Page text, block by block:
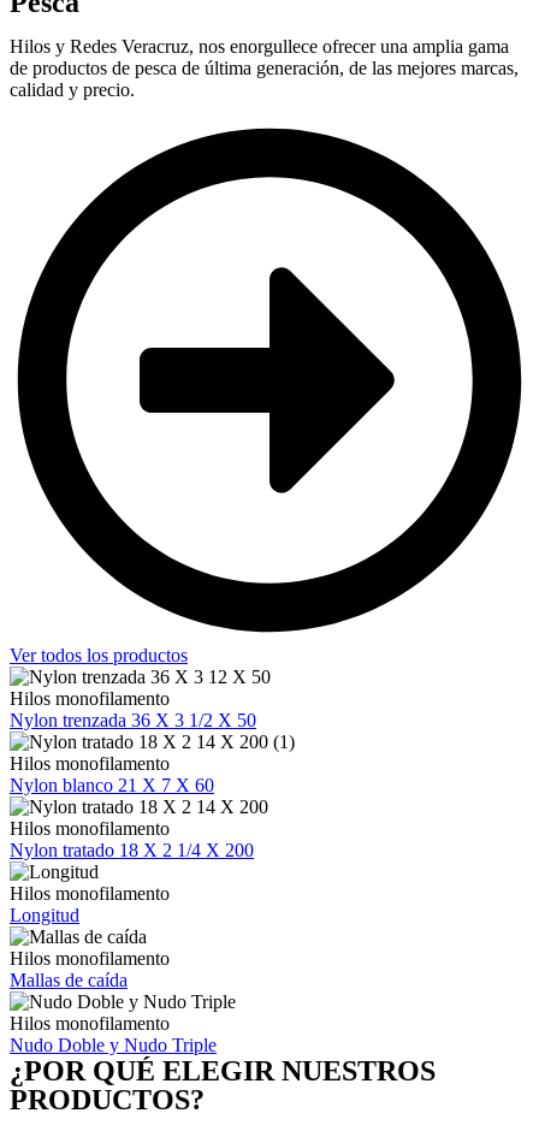
Hilos y Redes Veracruz, nos enorgullece ofrecer una amplia gama
de productos de pesca de última generación, de las mejores marcas,
calidad y precio.
Ver todos los productos
Hilos monofilamento
Nylon trenzada 36 X 3 1/2 X 50
Hilos monofilamento
Nylon blanco 21 X 7 X 60
Hilos monofilamento
Nylon tratado 18 X 2 1/4 X 200
Hilos monofilamento
Longitud
Hilos monofilamento
Mallas de caída
Hilos monofilamento
Nudo Doble y Nudo Triple
¿POR QUÉ ELEGIR NUESTROS
PRODUCTOS?